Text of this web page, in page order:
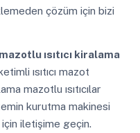
çözüm için bizi
ısıtıcı kiralama
ısıtıcı mazot
mazotlu ısıtıcılar
kurutma makinesi
için iletişime geçin.